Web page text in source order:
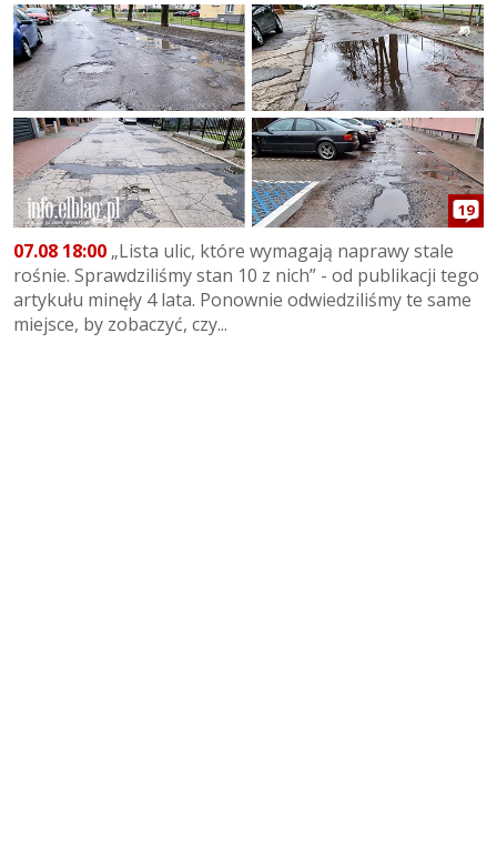
19
07.08 18:00 „Lista ulic, które wymagają naprawy stale
rośnie. Sprawdziliśmy stan 10 z nich” - od publikacji tego
artykułu minęły 4 lata. Ponownie odwiedziliśmy te same
miejsce, by zobaczyć, czy...